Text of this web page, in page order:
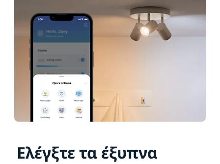
Ελέγξτε τα έξυπνα